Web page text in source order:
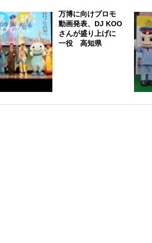
万博に向けプロモ
動画発表、DJ KOO
さんが盛り上げに
一役 高知県